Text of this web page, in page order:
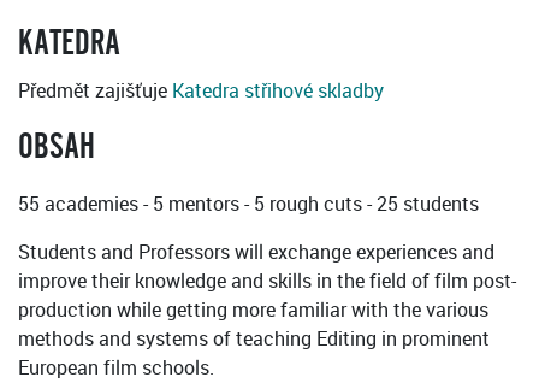
KATEDRA
Předmět zajišťuje Katedra střihové skladby
OBSAH
55 academies - 5 mentors - 5 rough cuts - 25 students
Students and Professors will exchange experiences and
improve their knowledge and skills in the field of film post-
production while getting more familiar with the various
methods and systems of teaching Editing in prominent
European film schools.